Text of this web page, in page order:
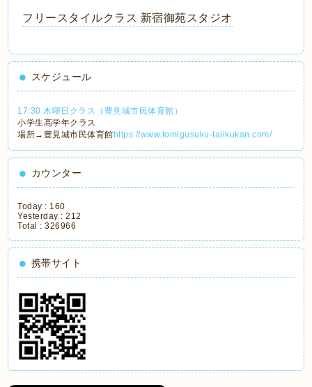
フリースタイルクラス 新宿御苑スタジオ
スケジュール
17:30 木曜日クラス（豊見城市民体育館）
小学生高学年クラス
場所→豊見城市民体育館 https://www.tomigusuku-taiikukan.com/
カウンター
Today : 160
Yesterday :212
Total :326966
携帯サイト